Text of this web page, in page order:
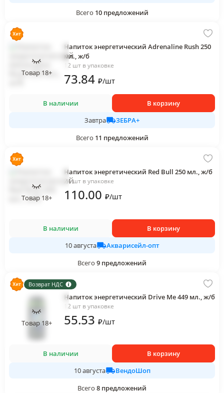
Всего 10 предложений
Товар 18+
Напиток энергетический Adrenaline Rush 250
мл., ж/б
12 шт в упаковке
73.84 ₽/шт
В наличии
В корзину
Завтра
ЗЕБРА+
Всего 11 предложений
Товар 18+
Напиток энергетический Red Bull 250 мл., ж/б
24 шт в упаковке
110.00 ₽/шт
В наличии
В корзину
10 августа
Акварисейл-опт
Всего 9 предложений
Возврат НДС
Товар 18+
Напиток энергетический Drive Me 449 мл., ж/б
12 шт в упаковке
55.53 ₽/шт
В наличии
В корзину
10 августа
ВендоШоп
Всего 8 предложений